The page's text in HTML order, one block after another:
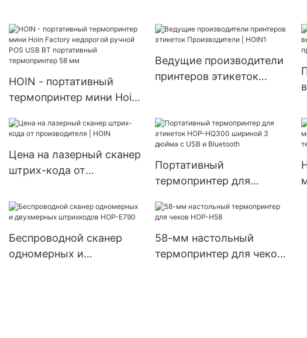
мм
портативный
термопринтер HOP-E300
80 мм
HOIN - портативный
термопринтер мини Hoin
ручной POS USB BT
термопринтер 58 мм
Ведущие производители
принтеров этикеток
Цена на лазерный сканер
штрих-кода от
Портативный
термопринтер для
шириной 3 дюйма с USB
Беспроводной сканер
одномерных и
58-мм настольный
термопринтер для чеков